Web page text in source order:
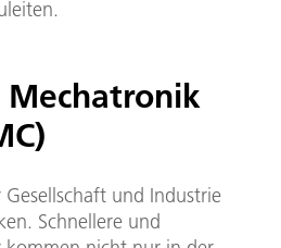
und Industrie
Schnellere und